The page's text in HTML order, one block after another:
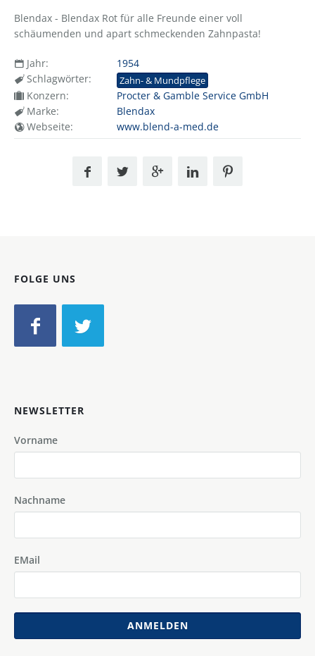
Blendax - Blendax Rot für alle Freunde einer voll
schäumenden und apart schmeckenden Zahnpasta!
Jahr:
1954
Schlagwörter:
Zahn- & Mundpflege
Konzern:
Procter & Gamble Service GmbH
Marke:
Blendax
Webseite:
www.blend-a-med.de
FOLGE UNS
NEWSLETTER
Vorname
Nachname
EMail
ANMELDEN